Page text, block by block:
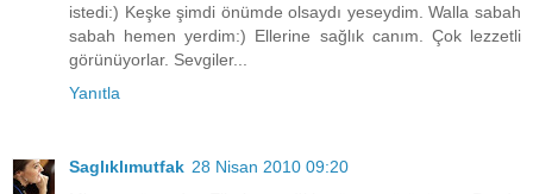
istedi:) Keşke şimdi önümde olsaydı yeseydim. Walla sabah
sabah hemen yerdim:) Ellerine sağlık canım. Çok lezzetli
görünüyorlar. Sevgiler...
Yanıtla
Saglıklımutfak 28 Nisan 2010 09:20